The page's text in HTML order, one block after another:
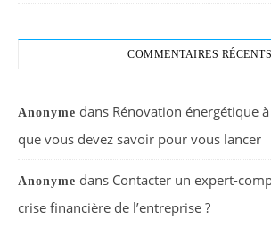
COMMENTAIRES RÉCENTS
Anonyme dans Rénovation énergétique
que vous devez savoir pour vous lancer
Anonyme dans Contacter un expert-
crise financière de l’entreprise ?